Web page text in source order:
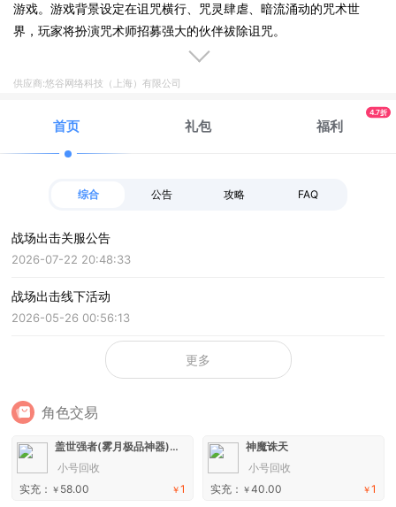
游戏。游戏背景设定在诅咒横行、咒灵肆虐、暗流涌动的咒术世
界，玩家将扮演咒术师招募强大的伙伴祓除诅咒。
供应商:悠谷网络科技（上海）有限公司
首页 礼包 福利
4.7折
综合 公告 攻略 FAQ
战场出击关服公告
2026-07-22 20:48:33
战场出击线下活动
2026-05-26 00:56:13
更多
角色交易
盖世强者(雾月极品神器)手游
小号回收
￥1
实充： ￥ 58.00
神魔诛天
小号回收
￥1
实充： ￥40.00